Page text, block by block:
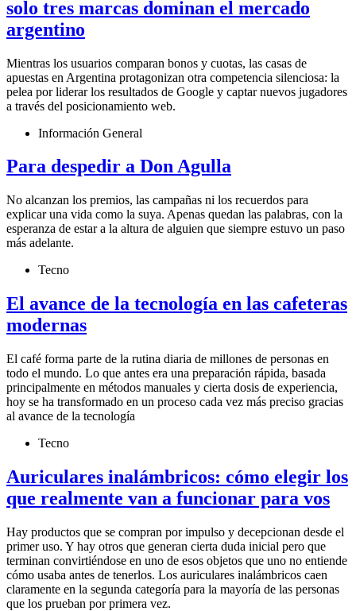
solo tres marcas dominan el mercado
argentino
Mientras los usuarios comparan bonos y cuotas, las casas de
apuestas en Argentina protagonizan otra competencia silenciosa: la
pelea por liderar los resultados de Google y captar nuevos jugadores
a través del posicionamiento web.
Información General
Para despedir a Don Agulla
No alcanzan los premios, las campañas ni los recuerdos para
explicar una vida como la suya. Apenas quedan las palabras, con la
esperanza de estar a la altura de alguien que siempre estuvo un paso
más adelante.
Tecno
El avance de la tecnología en las cafeteras
modernas
El café forma parte de la rutina diaria de millones de personas en
todo el mundo. Lo que antes era una preparación rápida, basada
principalmente en métodos manuales y cierta dosis de experiencia,
hoy se ha transformado en un proceso cada vez más preciso gracias
al avance de la tecnología
Tecno
Auriculares inalámbricos: cómo elegir los
que realmente van a funcionar para vos
Hay productos que se compran por impulso y decepcionan desde el
primer uso. Y hay otros que generan cierta duda inicial pero que
terminan convirtiéndose en uno de esos objetos que uno no entiende
cómo usaba antes de tenerlos. Los auriculares inalámbricos caen
claramente en la segunda categoría para la mayoría de las personas
que los prueban por primera vez.